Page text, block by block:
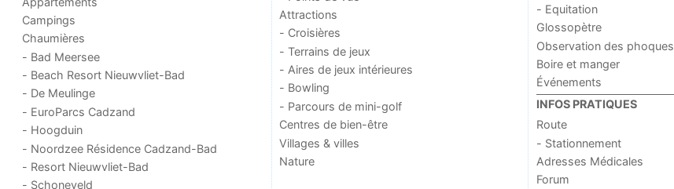
Campings
Chaumières
- Bad Meersee
- Beach Resort Nieuwvliet-Bad
- De Meulinge
- EuroParcs Cadzand
- Hoogduin
- Noordzee Résidence Cadzand-Bad
- Resort Nieuwvliet-Bad
- Schoneveld
Attractions
- Croisières
- Terrains de jeux
- Aires de jeux intérieures
- Bowling
- Parcours de mini-golf
Centres de bien-être
Villages & villes
Nature
- Equitation
Glossopètre
Observation des phoques
Boire et manger
Événements
INFOS PRATIQUES
Route
- Stationnement
Adresses Médicales
Forum